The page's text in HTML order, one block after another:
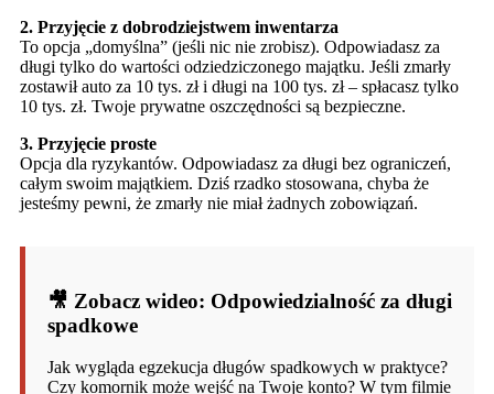
2. Przyjęcie z dobrodziejstwem inwentarza
To opcja „domyślna” (jeśli nic nie zrobisz). Odpowiadasz za
długi tylko do wartości odziedziczonego majątku. Jeśli zmarły
zostawił auto za 10 tys. zł i długi na 100 tys. zł – spłacasz tylko
10 tys. zł. Twoje prywatne oszczędności są bezpieczne.
3. Przyjęcie proste
Opcja dla ryzykantów. Odpowiadasz za długi bez ograniczeń,
całym swoim majątkiem. Dziś rzadko stosowana, chyba że
jesteśmy pewni, że zmarły nie miał żadnych zobowiązań.
🎥 Zobacz wideo: Odpowiedzialność za długi
spadkowe
Jak wygląda egzekucja długów spadkowych w praktyce?
Czy komornik może wejść na Twoje konto? W tym filmie